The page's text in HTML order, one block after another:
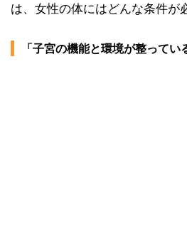
は、女性の体にはどんな条件が
「子宮の機能と環境が整って